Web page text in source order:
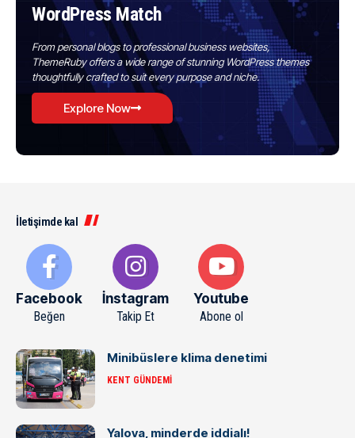
WordPress Match
From personal blogs to professional business websites,
ThemeRuby offers a wide range of stunning WordPress themes
thoughtfully crafted to suit every purpose and niche.
Explore Now
İletişimde kal
Facebook
Beğen
İnstagram
Takip Et
Youtube
Abone ol
Minibüslere klima denetimi
KENT GÜNDEMI
Yalova, minderde iddialı!